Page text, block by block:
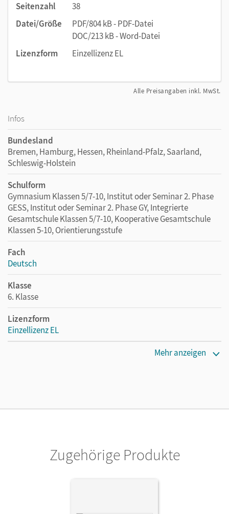
Seitenzahl
38
Datei/Größe
PDF/804 kB - PDF-Datei
DOC/213 kB - Word-Datei
Lizenzform
Einzellizenz EL
Alle Preisangaben inkl. MwSt.
Infos
Bundesland
Bremen, Hamburg, Hessen, Rheinland-Pfalz, Saarland,
Schleswig-Holstein
Schulform
Gymnasium Klassen 5/7-10, Institut oder Seminar 2. Phase
GESS, Institut oder Seminar 2. Phase GY, Integrierte
Gesamtschule Klassen 5/7-10, Kooperative Gesamtschule
Klassen 5-10, Orientierungsstufe
Fach
Deutsch
Klasse
6. Klasse
Lizenzform
Einzellizenz EL
Mehr anzeigen
Zugehörige Produkte